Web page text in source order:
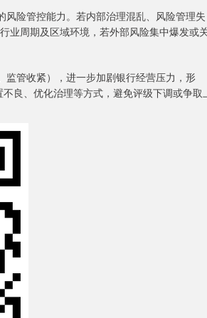
险管控能力。若内部治理混乱、风险管理失
业周期及区域环境，若外部风险集中爆发或
管收紧），进一步加剧银行经营压力，形
良、优化治理等方式，避免评级下调或争取